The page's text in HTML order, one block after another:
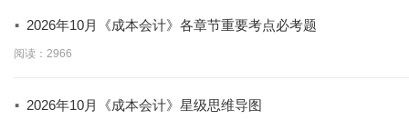
· 2026年10月《成本会计》各章节重要考点必考题
阅读：2966
· 2026年10月《成本会计》星级思维导图